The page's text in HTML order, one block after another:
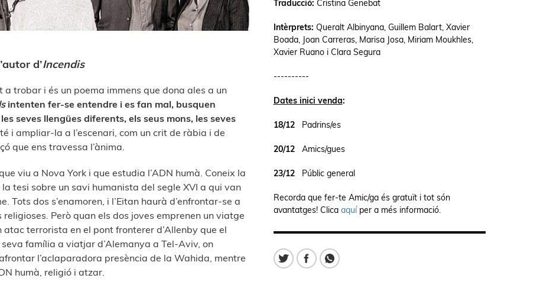
d’Incendis
trobar i és un poema immens que dona ales a un
intenten fer-se entendre i es fan mal, busquen
seves llengües diferents, els seus mons, les seves
i ampliar-la a l’escenari, com un crit de ràbia i de
que ens travessa l’ànima.
viu a Nova York i que estudia l’ADN humà. Coneix la
tesi sobre un savi humanista del segle XVI a qui van
dos s’enamoren, i l’Eitan haurà d’enfrontar-se a
Però quan els dos joves emprenen un viatge
terrorista en el pont fronterer d’Allenby que el
família a viatjar d’Alemanya a Tel-Aviv, on
l’aclaparadora presència de la Wahida, mentre
humà, religió i atzar.
Traducció: Cristina Genebat
Intèrprets: Queralt Albinyana, Guillem Balart, Xavier
Boada, Joan Carreras, Marisa Josa, Miriam Moukhles,
Xavier Ruano i Clara Segura
----------
Dates inici venda:
18/12Padrins/es
20/12Amics/gues
23/12Públic general
Recorda que fer-te Amic/ga és gratuït i tot són
avantatges! Clica aquíper a més informació.